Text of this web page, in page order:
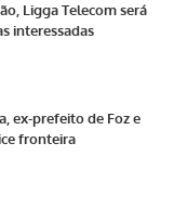
Ligga Telecom será
interessadas
ex-prefeito de Foz e
fronteira